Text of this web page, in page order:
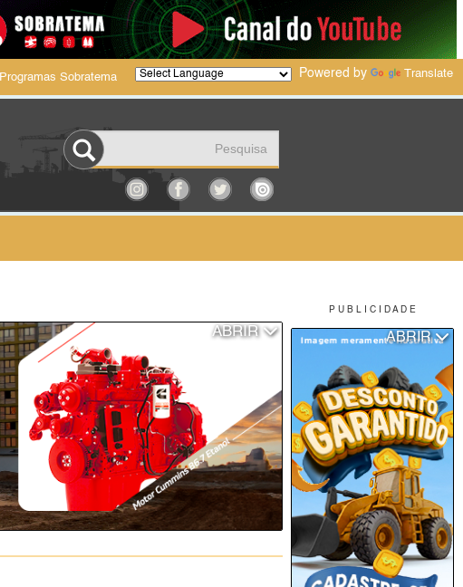
P U B L I C I D A D E
ABRIR
Programas Sobratema Powered by Translate
ABRIR